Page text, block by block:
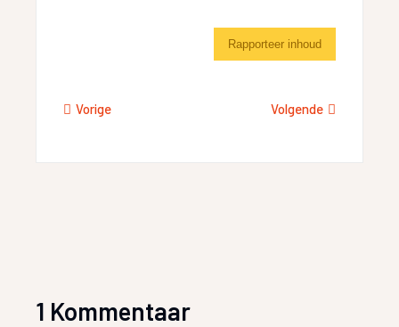
Rapporteer inhoud
Vorige Volgende
1 Kommentaar